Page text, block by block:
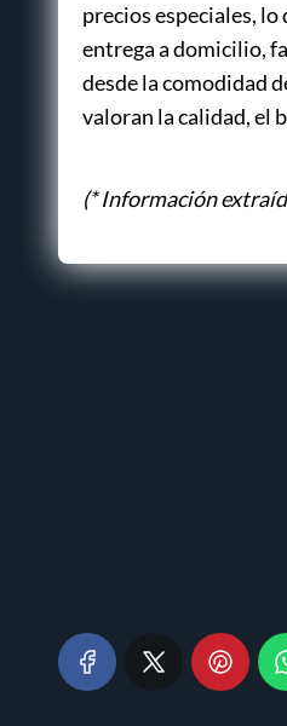
precios especiales,
entrega a domicilio,
desde la comodidad
valoran la calidad, el
(* Información